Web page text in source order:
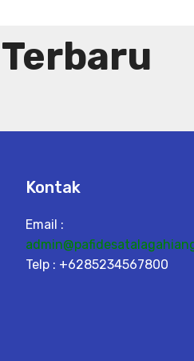
Kontak
Email :
Telp : +6285234567800